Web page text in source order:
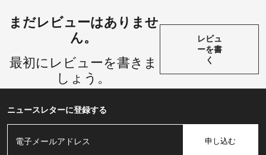
まだレビューはありませ
ん。
最初にレビューを書きま
しょう。
レビュ
ーを書
く
ニュースレターに登録する
申し込む